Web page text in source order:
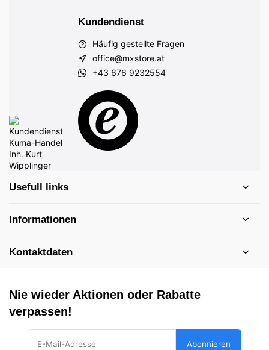
Kundendienst
Häufig gestellte Fragen
office@mxstore.at
+43 676 9232554
Usefull links
Informationen
Kontaktdaten
Nie wieder Aktionen oder Rabatte
verpassen!
Abonnieren